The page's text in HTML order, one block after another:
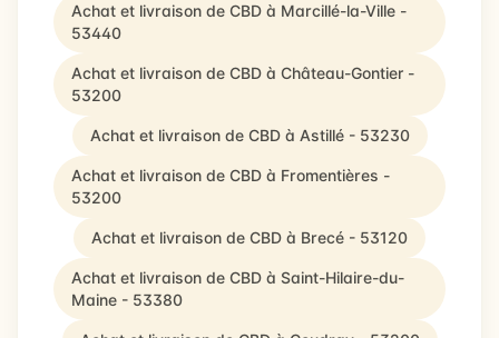
Achat et livraison de CBD à Marcillé-la-Ville -
53440
Achat et livraison de CBD à Château-Gontier -
53200
Achat et livraison de CBD à Astillé - 53230
Achat et livraison de CBD à Fromentières -
53200
Achat et livraison de CBD à Brecé - 53120
Achat et livraison de CBD à Saint-Hilaire-du-
Maine - 53380